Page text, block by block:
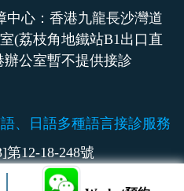
中心：香港九龍長沙灣道
(荔枝角地鐵站B1出口直
辦公室暫不提供接診
、日語多種語言接診服務
第12-18-248號